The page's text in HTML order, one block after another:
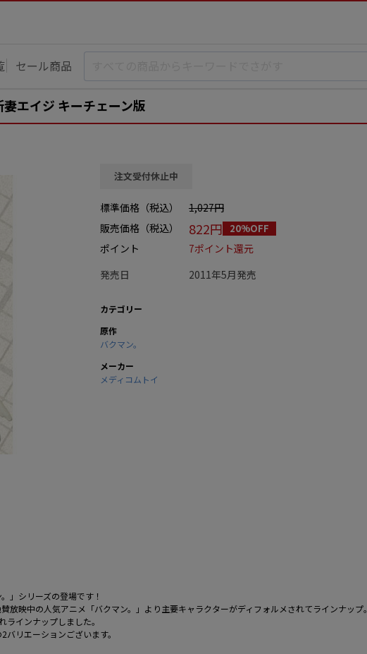
セール商品
エイジ キーチェーン版
注文受付休止中
標準価格（税込）
1,027円
販売価格（税込）
822円 20%OFF
ポイント
7ポイント還元
発売日
2011年5月発売
カテゴリー
原作
バクマン。
メーカー
メディコムトイ
」シリーズの登場です！
放映中の人気アニメ「バクマン。」より主要キャラクターがディフォルメされてラインナップ。
インナップしました。
リエーションございます。